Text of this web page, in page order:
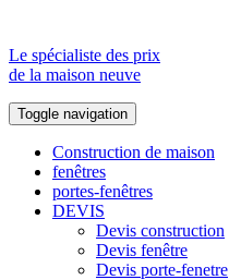
Le spécialiste des prix
de la maison neuve
Toggle navigation
Construction de maison
fenêtres
portes-fenêtres
DEVIS
Devis construction
Devis fenêtre
Devis porte-fenetre